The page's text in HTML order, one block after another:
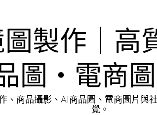
製作｜高
圖・電商
、商品攝影、AI商品圖、電商圖片與
覺。